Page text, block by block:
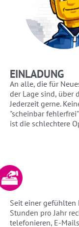
EINLADUNG
An alle, die für
der Lage sind, über
Jederzeit gerne.
"scheinbar
ist die schlechtere
Seit einer
Stunden pro Jahr
telefonieren, E-